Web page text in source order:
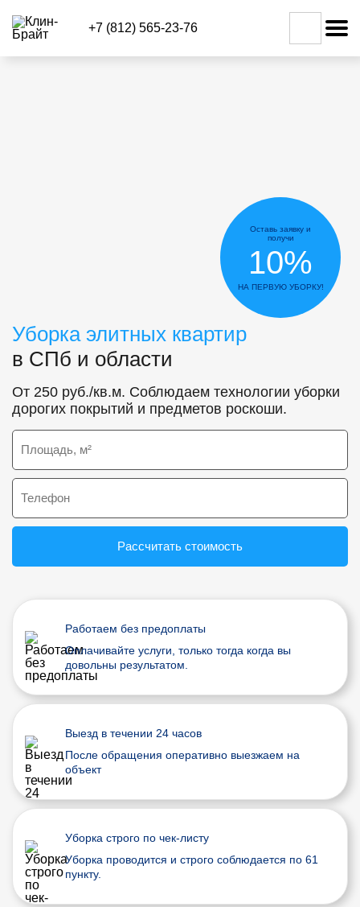
+7 (812) 565-23-76
Уборка элитных квартир
в СПб и области
От 250 руб./кв.м. Соблюдаем технологии уборки
дорогих покрытий и предметов роскоши.
Рассчитать стоимость
Оставь заявку и
получи
10%
НА ПЕРВУЮ УБОРКУ!
Работаем без предоплаты
Оплачивайте услуги, только тогда когда вы
довольны результатом.
Выезд в течении 24 часов
После обращения оперативно выезжаем на
объект
Уборка строго по чек-листу
Уборка проводится и строго соблюдается по 61
пункту.